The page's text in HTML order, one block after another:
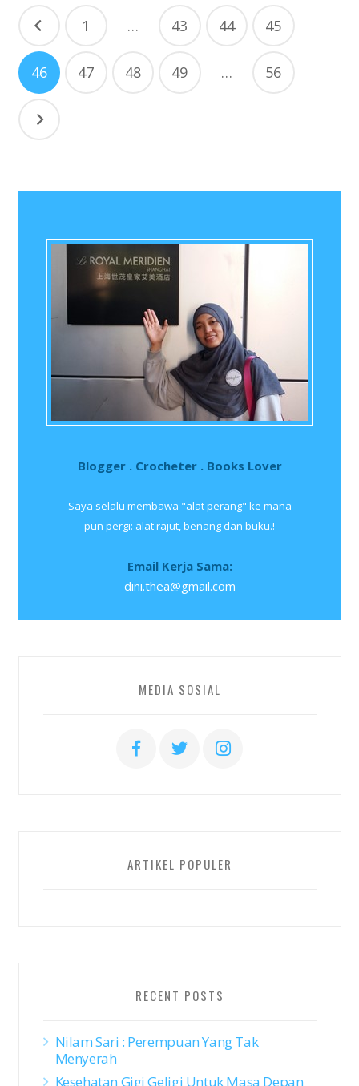
Posts
navigation
1 … 43 44 45
46 47 48 49 … 56
Blogger . Crocheter . Books Lover
Saya selalu membawa "alat perang" ke mana
pun pergi: alat rajut, benang dan buku.!
Email Kerja Sama:
dini.thea@gmail.com
MEDIA SOSIAL
ARTIKEL POPULER
RECENT POSTS
Nilam Sari : Perempuan Yang Tak
Menyerah
Kesehatan Gigi Geligi Untuk Masa Depan